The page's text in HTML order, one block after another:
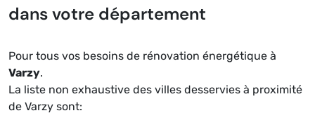
dans votre département
Pour tous vos besoins de rénovation énergétique à
Varzy.
La liste non exhaustive des villes desservies à proximité
de Varzy sont: